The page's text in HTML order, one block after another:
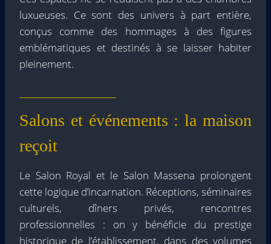
luxueuses. Ce sont des univers à part entière,
conçus comme des hommages à des figures
emblématiques et destinés à se laisser habiter
pleinement.
Salons et événements : la maison
reçoit
Le Salon Royal et le Salon Massena prolongent
cette logique d’incarnation. Réceptions, séminaires
culturels, dîners privés, rencontres
professionnelles : on y bénéficie du prestige
historique de l’établissement, dans des volumes